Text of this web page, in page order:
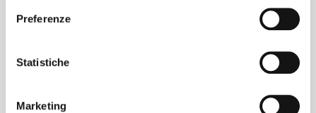
vuoi dare il tuo consenso, altrimenti spunta le categorie e
"Accetta selezionati"
banner non esprimi alcuna scelta e ti chiederemo di
Preferenze
Statistiche
Marketing
Inoltre, per partecipare è obbligatorio